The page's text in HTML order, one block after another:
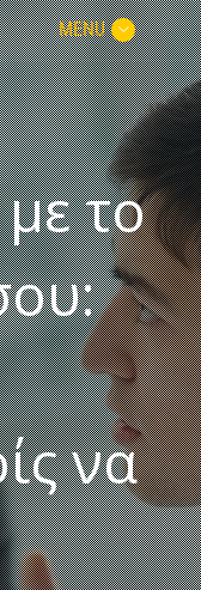
MENU
το
να